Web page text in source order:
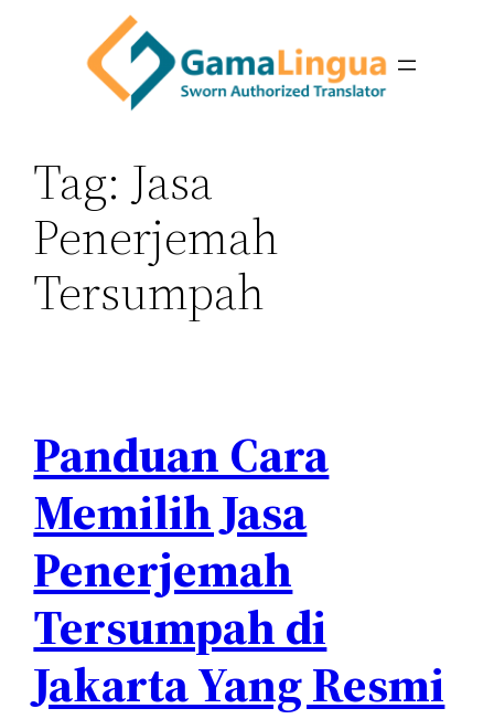
Tag: Jasa
Penerjemah
Tersumpah
Panduan Cara
Memilih Jasa
Penerjemah
Tersumpah di
Jakarta Yang Resmi